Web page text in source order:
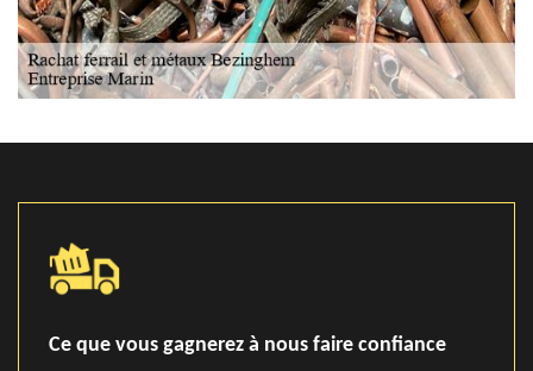
Ce que vous gagnerez à nous faire confiance